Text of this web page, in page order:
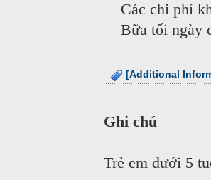
Các chi phí
Bữa tối ngày
[Additional
Ghi chú
Trẻ em dưới 5